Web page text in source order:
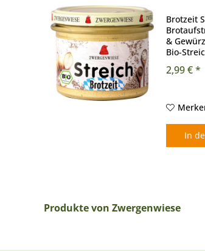
Brotzeit
&
Bio-
2,99 € *
In
Produkte von Zwergenwiese